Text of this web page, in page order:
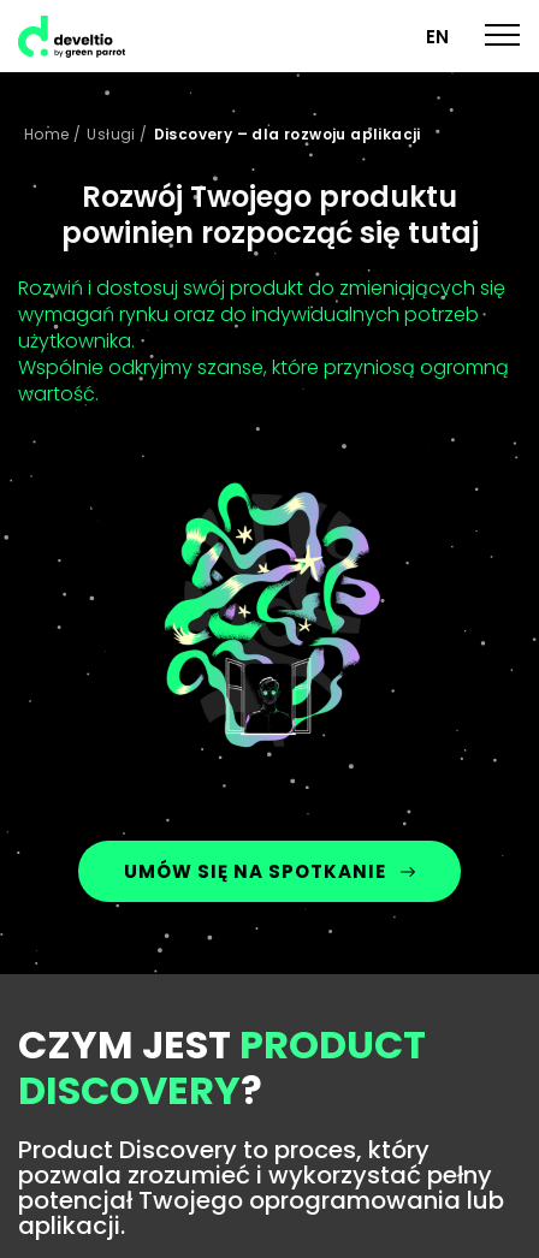
EN
Home / Usługi / Discovery – dla rozwoju aplikacji
Rozwój Twojego produktu
powinien rozpocząć się tutaj
Rozwiń i dostosuj swój produkt do zmieniających się
wymagań rynku oraz do indywidualnych potrzeb
użytkownika.
Wspólnie odkryjmy szanse, które przyniosą ogromną
wartość.
UMÓW SIĘ NA SPOTKANIE
CZYM JEST PRODUCT
DISCOVERY?
Product Discovery to proces, który
pozwala zrozumieć i wykorzystać pełny
potencjał Twojego oprogramowania lub
aplikacji.